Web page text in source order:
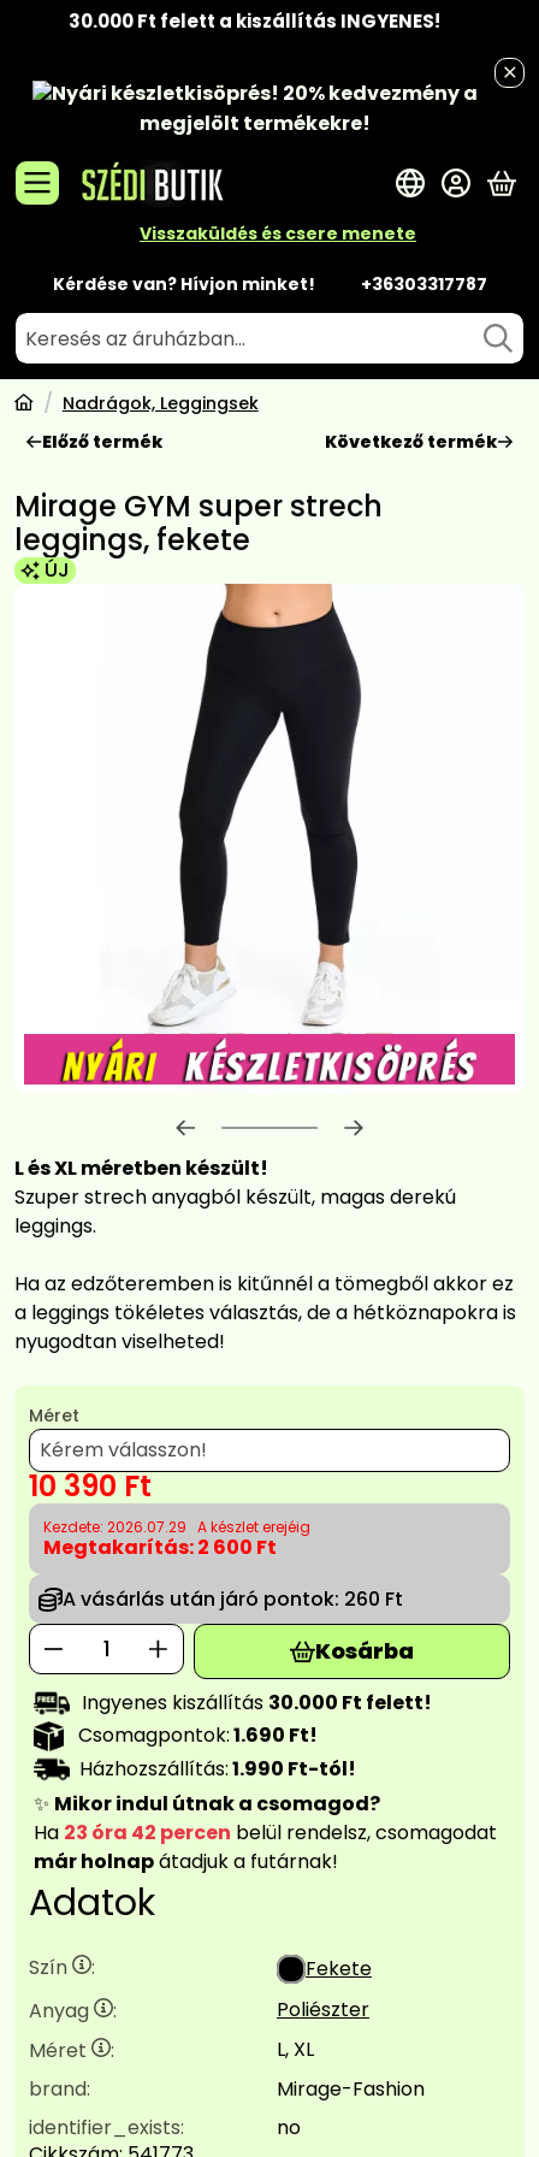
30.000 Ft felett a kiszállítás INGYENES!
Nyári készletkisöprés! 20% kedvezménya
megjelölt termékekre!
Visszaküldés és csere menete
Kérdése van? Hívjon minket! +36303317787
A
Nadrágok, Leggingsek
Előző termék
Következő termék
Mirage GYM super strech
leggings, fekete
ÚJ
Előrehaladás:
L és XL méretben készült!
Szuper strech anyagból készült, magas derekú
leggings.
Ha az edzőteremben is kitűnnél a tömegből akkor ez
a leggings tökéletes választás, de a hétköznapokra is
nyugodtan viselheted!
Méret
20 12 990Ft
10 390 Ft
Kezdete: 2026.07.29 A készlet erejéig
Megtakarítás:2 600 Ft
A vásárlás után járó pontok: 260 Ft
Kosárba
Ingyenes kiszállítás 30.000 Ft felett!
Csomagpontok:1.690 Ft!
Házhozszállítás:1.990 Ft-tól!
✨ Mikor indul útnak a csomagod?
Ha 23 óra 42 percen belül rendelsz, csomagodat
már holnapátadjuk a futárnak!
Adatok
Szín :
Fekete
Anyag
:
Poliészter
Méret
:
L, XL
brand:
Mirage-Fashion
identifier_exists:
no